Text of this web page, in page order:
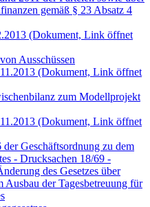
gemäß § 23 Absatz 4
(Dokument, Link öffnet
Ausschüssen
(Dokument, Link öffnet
zum Modellprojekt
(Dokument, Link öffnet
Geschäftsordnung zu dem
- Drucksachen 18/69 -
des Gesetzes über
Ausbau der Tagesbetreuung für